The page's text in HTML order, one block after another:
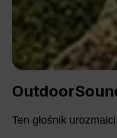
Ten głośnik